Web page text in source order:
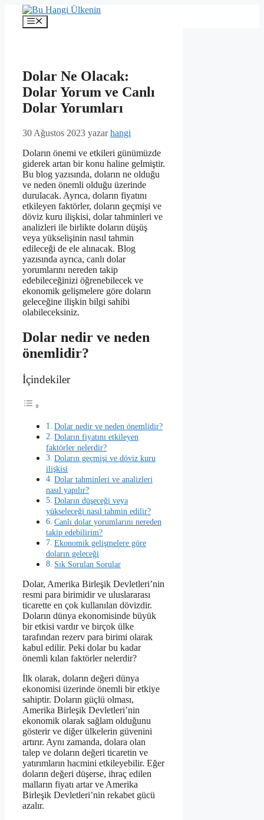
İçeriğe
Menü
Dolar Ne Olacak:
Dolar Yorum ve Canlı
Dolar Yorumları
30 Ağustos 2023 yazarhangi
Doların önemi ve etkileri günümüzde
giderek artan bir konu haline gelmiştir.
Bu blog yazısında, doların ne olduğu
ve neden önemli olduğu üzerinde
durulacak. Ayrıca, doların fiyatını
etkileyen faktörler, doların geçmişi ve
döviz kuru ilişkisi, dolar tahminleri ve
analizleri ile birlikte doların düşüş
veya yükselişinin nasıl tahmin
edileceği de ele alınacak. Blog
yazısında ayrıca, canlı dolar
yorumlarını nereden takip
edebileceğinizi öğrenebilecek ve
ekonomik gelişmelere göre doların
geleceğine ilişkin bilgi sahibi
olabileceksiniz.
Dolar nedir ve neden
önemlidir?
İçindekiler
Dolar nedir ve neden önemlidir?
Doların fiyatını etkileyen
faktörler nelerdir?
Doların geçmişi ve döviz kuru
ilişkisi
Dolar tahminleri ve analizleri
nasıl yapılır?
Doların düşeceği veya
yükseleceği nasıl tahmin edilir?
Canlı dolar yorumlarını nereden
takip edebilirim?
Ekonomik gelişmelere göre
doların geleceği
Sık Sorulan Sorular
Dolar, Amerika Birleşik Devletleri’nin
resmi para birimidir ve uluslararası
ticarette en çok kullanılan dövizdir.
Doların dünya ekonomisinde büyük
bir etkisi vardır ve birçok ülke
tarafından rezerv para birimi olarak
kabul edilir. Peki dolar bu kadar
önemli kılan faktörler nelerdir?
İlk olarak, doların değeri dünya
ekonomisi üzerinde önemli bir etkiye
sahiptir. Doların güçlü olması,
Amerika Birleşik Devletleri’nin
ekonomik olarak sağlam olduğunu
gösterir ve diğer ülkelerin güvenini
artırır. Aynı zamanda, dolara olan
talep ve doların değeri ticaretin ve
yatırımların hacmini etkileyebilir. Eğer
doların değeri düşerse, ihraç edilen
malların fiyatı artar ve Amerika
Birleşik Devletleri’nin rekabet gücü
azalır.